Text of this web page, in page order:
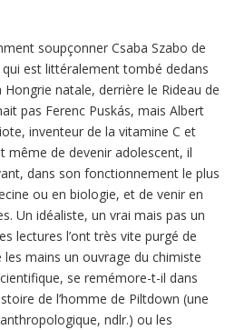
soupçonner Csaba Szabo de
est littéralement tombé dedans
natale, derrière le Rideau de
pas Ferenc Puskás, mais Albert
inventeur de la vitamine C et
même de devenir adolescent, il
dans son fonctionnement le plus
ou en biologie, et de venir en
Un idéaliste, un vrai mais pas un
lectures l’ont très vite purgé de
les mains un ouvrage du chimiste
se remémore-t-il dans
de l’homme de Piltdown (une
ndlr.) ou les